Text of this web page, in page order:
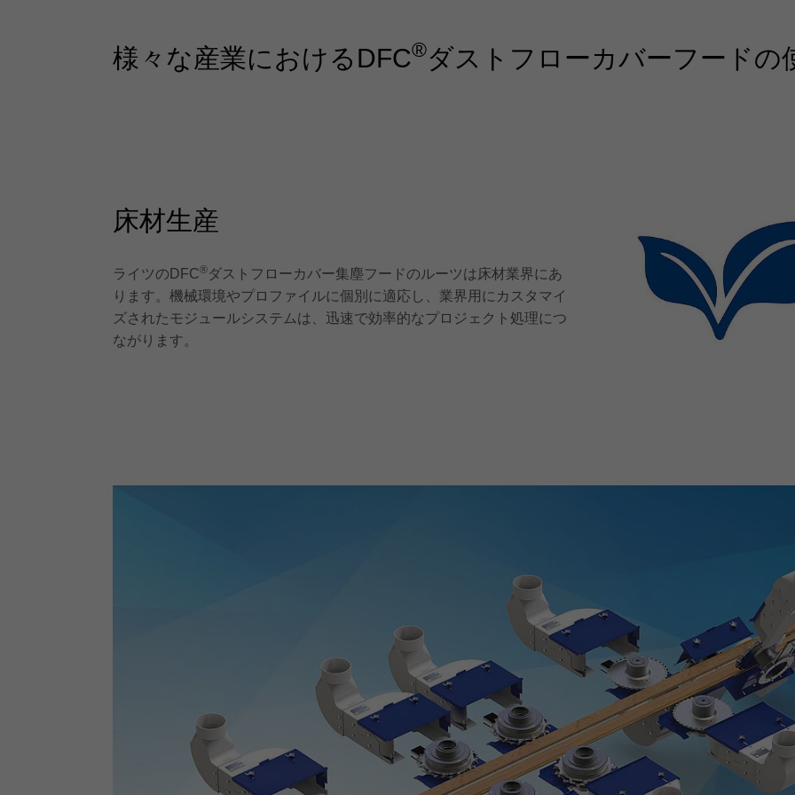
様々な産業におけるDFC®ダストフローカバーフードの
床材生産
ライツのDFC®ダストフローカバー集塵フードのルーツは床材業界にあ
ります。機械環境やプロファイルに個別に適応し、業界用にカスタマイ
ズされたモジュールシステムは、迅速で効率的なプロジェクト処理につ
ながります。